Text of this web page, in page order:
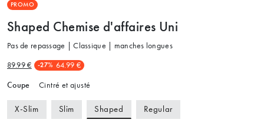
PROMO
Shaped Chemise d'affaires Uni
Pas de repassage | Classique | manches longues
89.99 € -27% 64.99 €
Coupe Cintré et ajusté
X-Slim Slim Shaped Regular